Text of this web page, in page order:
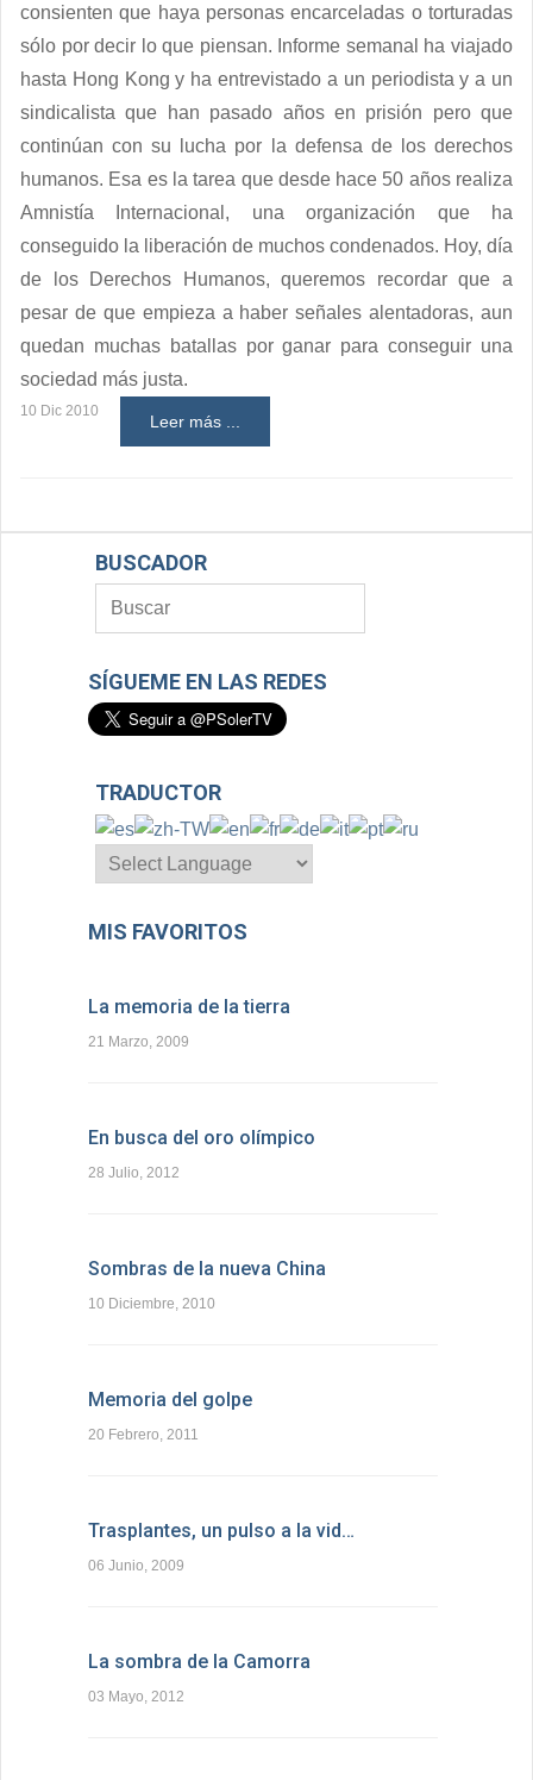
consienten que haya personas encarceladas o torturadas
sólo por decir lo que piensan. Informe semanal ha viajado
hasta Hong Kong y ha entrevistado a un periodista y a un
sindicalista que han pasado años en prisión pero que
continúan con su lucha por la defensa de los derechos
humanos. Esa es la tarea que desde hace 50 años realiza
Amnistía Internacional, una organización que ha
conseguido la liberación de muchos condenados. Hoy, día
de los Derechos Humanos, queremos recordar que a
pesar de que empieza a haber señales alentadoras, aun
quedan muchas batallas por ganar para conseguir una
sociedad más justa.
10 Dic 2010
Leer más ...
BUSCADOR
SÍGUEME EN LAS REDES
TRADUCTOR
MIS FAVORITOS
La memoria de la tierra
21 Marzo, 2009
En busca del oro olímpico
28 Julio, 2012
Sombras de la nueva China
10 Diciembre, 2010
Memoria del golpe
20 Febrero, 2011
Trasplantes, un pulso a la vid…
06 Junio, 2009
La sombra de la Camorra
03 Mayo, 2012